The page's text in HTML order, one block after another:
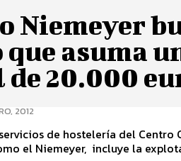
Niemeyer
asuma
20.000
2012
de hostelería del Centro
el Niemeyer, incluye la